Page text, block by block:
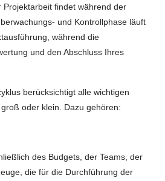
Projektarbeit findet während der
und Kontrollphase läuft
während die
und den Abschluss Ihres
berücksichtigt alle wichtigen
oder klein. Dazu gehören:
des Budgets, der Teams, der
die für die Durchführung der